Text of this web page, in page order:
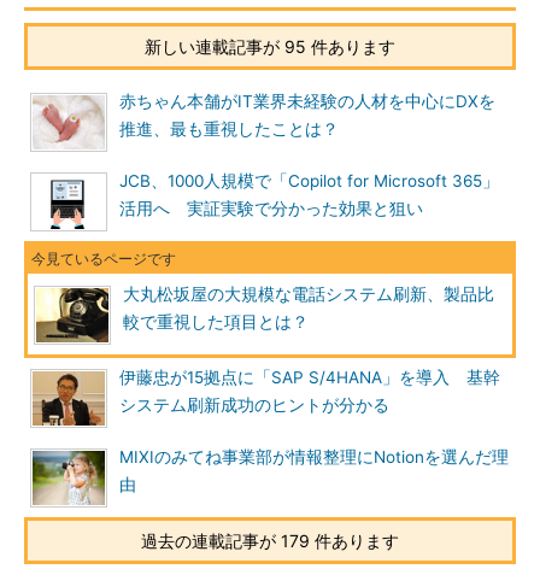
新しい連載記事が 95 件あります
赤ちゃん本舗がIT業界未経験の人材を中心にDXを
推進、最も重視したことは？
JCB、1000人規模で「Copilot for Microsoft 365」
活用へ 実証実験で分かった効果と狙い
大丸松坂屋の大規模な電話システム刷新、製品比
較で重視した項目とは？
伊藤忠が15拠点に「SAP S/4HANA」を導入 基幹
システム刷新成功のヒントが分かる
MIXIのみてね事業部が情報整理にNotionを選んだ理
由
過去の連載記事が 179 件あります